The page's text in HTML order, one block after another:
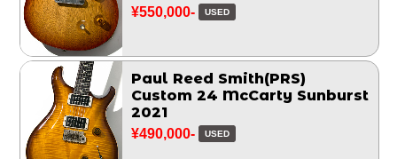
¥550,000- USED
Paul Reed Smith(PRS)
Custom 24 McCarty Sunburst
2021
¥490,000- USED